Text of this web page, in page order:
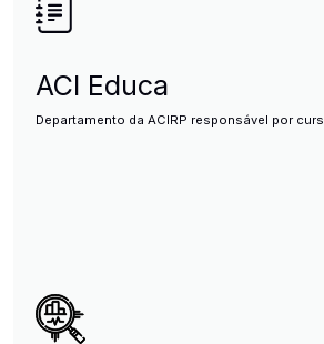
ACI Educa
Departamento da ACIRP responsável por